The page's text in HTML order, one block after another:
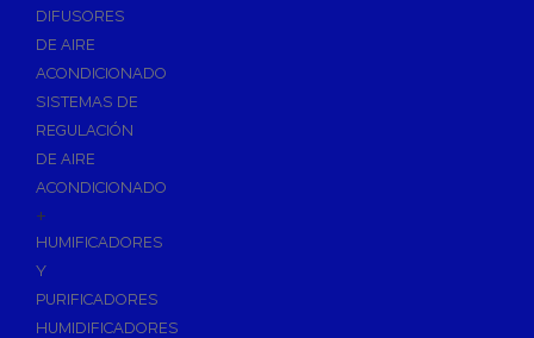
Tapones, purgadores y accesorios para radiador
Soportes para Radiadores
Acumuladores e Interacumuladores
Bombas Circuladoras / Grupos de Bombeo
Bombas de Calefacción
Bombas Simples para ACS
Calderas
Grupos Térmicos de Gasóleo
DIFUSORES
DE AIRE
ACONDICIONADO
SISTEMAS DE
REGULACIÓN
DE AIRE
ACONDICIONADO
+
HUMIFICADORES
Y
PURIFICADORES
HUMIDIFICADORES